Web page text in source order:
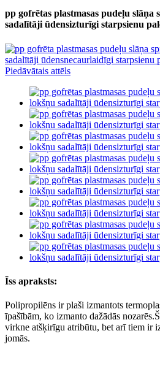
pp gofrētas plastmasas pudeļu slāņa
sadalītāji ūdensizturīgi starpsienu
Īss apraksts:
Polipropilēns ir plaši izmantots
īpašībām, ko izmanto dažādās
virkne atšķirīgu atribūtu, bet arī tiem ir
jomās.